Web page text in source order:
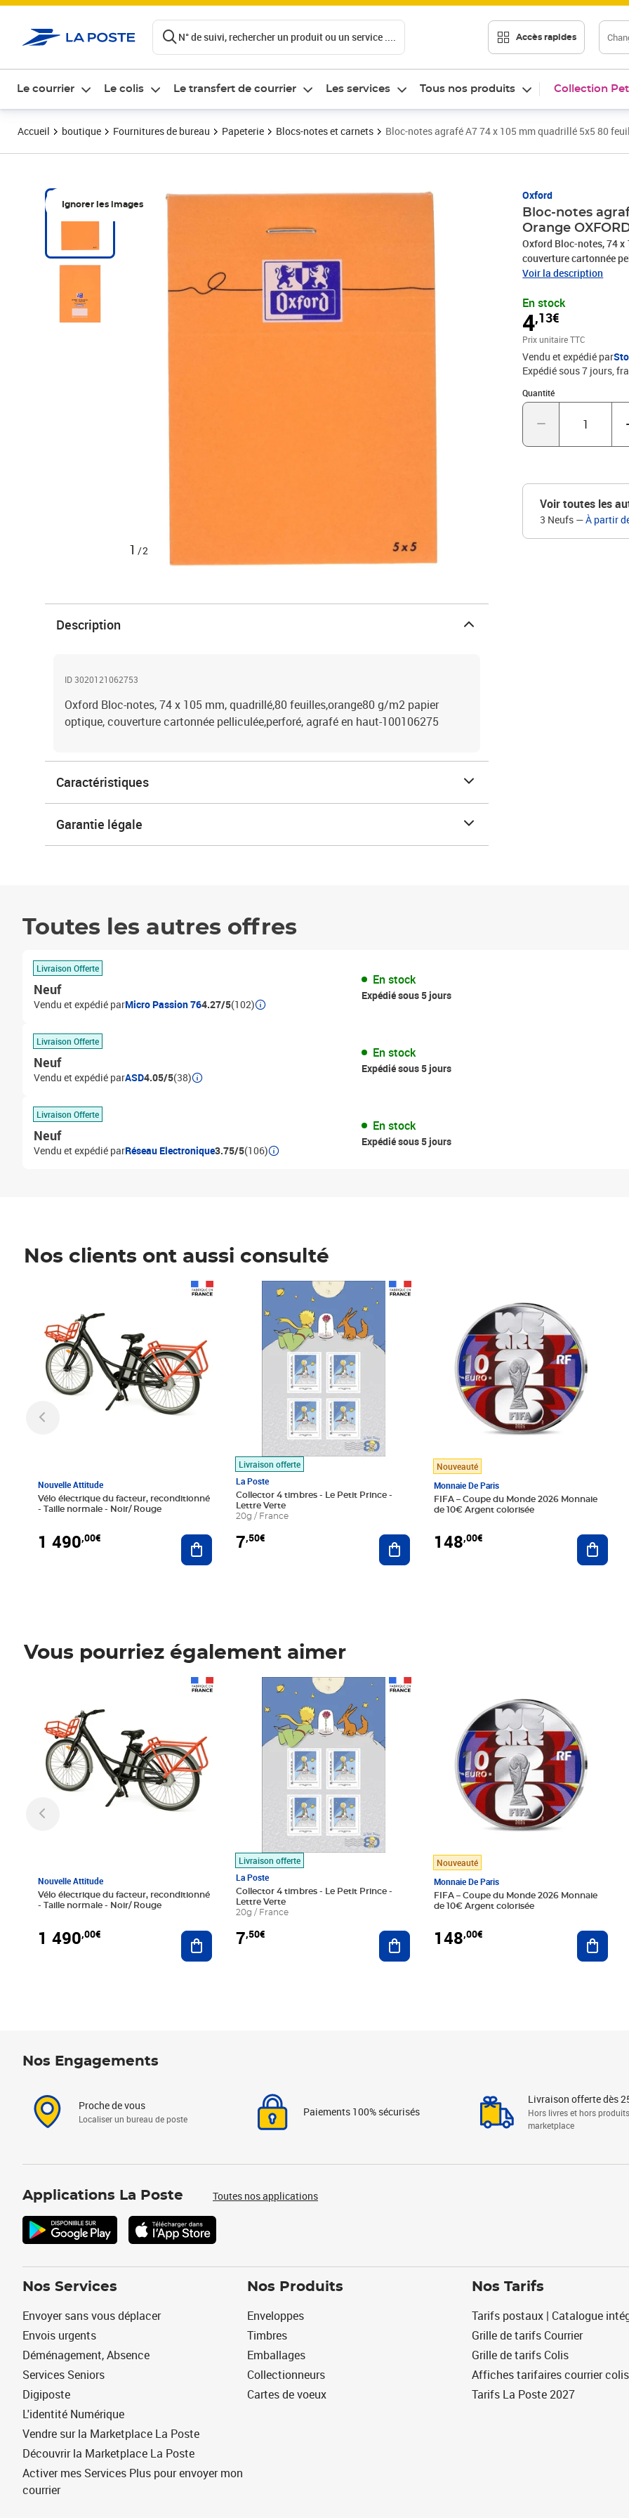
N° de suivi, rechercher un produit ou un service .... Accès rapides
Le courrier Le colis Le transfert de courrier Les services Tous nos produits Collection
Accueil boutique Fournitures de bureau Papeterie Blocs-notes et carnets Bloc-notes agrafé A7 74 x 105 mm quadrillé 5x5 80
Ignorer les images
1 /2
Oxford
Bloc-notes
Orange
Oxford Bloc-notes, 74
couverture cartonnée
Voir la description
En stock
4,13€
Prix 4,13€
Prix unitaire TTC
Vendu et expédié par
Expédié sous 7 jours,
Quantité
Quantité : 1
Voir toutes les
3 Neufs —À partir
Description
ID 3020121062753
Oxford Bloc-notes, 74 x 105 mm, quadrillé,80 feuilles,orange80 g/m2 papier
optique, couverture cartonnée pelliculée,perforé, agrafé en haut-100106275
Caractéristiques
Garantie légale
Toutes les autres offres
Livraison Offerte
Neuf
Vendu et expédié parMicro Passion 764.27/5(102)
En stock
Expédié sous 5 jours
Livraison Offerte
Neuf
Vendu et expédié parASD4.05/5(38)
En stock
Expédié sous 5 jours
Livraison Offerte
Neuf
Vendu et expédié parRéseau Electronique3.75/5(106)
En stock
Expédié sous 5 jours
Nos clients ont aussi consulté
Nouvelle Attitude
Vélo électrique du facteur, reconditionné
- Taille normale - Noir/ Rouge
1 490,00€ Ajouter au panier
Livraison offerte
La Poste
Collector 4 timbres - Le Petit Prince -
Lettre Verte
20g / France
7,50€
Prix 7,50€
Ajouter au panier
Nouveauté
Monnaie De Paris
FIFA – Coupe du Monde 2026 Monnaie
de 10€ Argent colorisée
148,00€
Vous pourriez également aimer
Nouvelle Attitude
Vélo électrique du facteur, reconditionné
- Taille normale - Noir/ Rouge
1 490,00€ Ajouter au panier
Livraison offerte
La Poste
Collector 4 timbres - Le Petit Prince -
Lettre Verte
20g / France
7,50€
Prix 7,50€
Ajouter au panier
Nouveauté
Monnaie De Paris
FIFA – Coupe du Monde 2026 Monnaie
de 10€ Argent colorisée
148,00€
Nos Engagements
Proche de vous
Localiser un bureau de poste
Paiements 100% sécurisés
Livraison offerte dès
Hors livres et hors produits
marketplace
Applications La Poste Toutes nos applications
Nos Services
Envoyer sans vous déplacer
Envois urgents
Déménagement, Absence
Services Seniors
Digiposte
L'identité Numérique
Vendre sur la Marketplace La Poste
Découvrir la Marketplace La Poste
Activer mes Services Plus pour envoyer mon
courrier
Nos Produits
Enveloppes
Timbres
Emballages
Collectionneurs
Cartes de voeux
Nos Tarifs
Tarifs postaux | Catalogue
Grille de tarifs Courrier
Grille de tarifs Colis
Affiches tarifaires courrier colis
Tarifs La Poste 2027